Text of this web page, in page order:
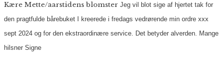
Kære Mette/aarstidens blomster Jeg vil blot sige af hjertet tak for
den pragtfulde bårebuket I kreerede i fredags vedrørende min ordre xxx
sept 2024 og for den ekstraordinære service. Det betyder alverden. Mange
hilsner Signe